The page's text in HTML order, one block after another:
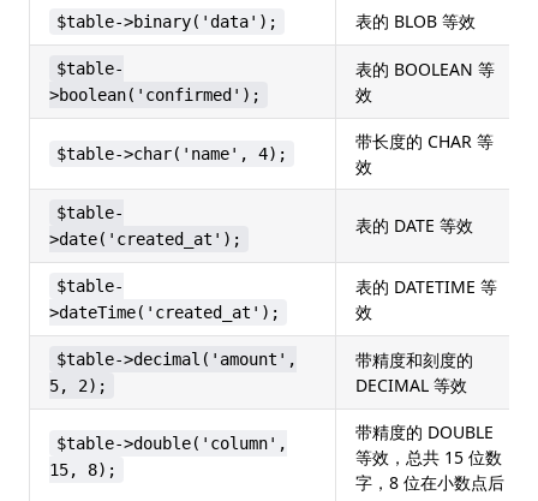
$table->binary('data'); 表的 BLOB 等效
$table-
>boolean('confirmed');
表的 BOOLEAN 等
效
$table->char('name', 4);
带长度的 CHAR 等
效
$table-
>date('created_at');
表的 DATE 等效
$table-
>dateTime('created_at');
表的 DATETIME 等
效
$table->decimal('amount',
5, 2);
带精度和刻度的
DECIMAL 等效
$table->double('column',
15, 8);
带精度的 DOUBLE
等效，总共 15 位数
字，8 位在小数点后